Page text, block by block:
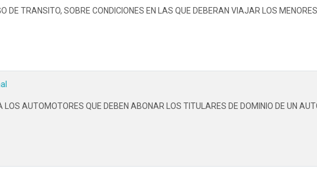
DE TRANSITO, SOBRE CONDICIONES EN LAS QUE DEBERAN VIAJAR LOS
LOS AUTOMOTORES QUE DEBEN ABONAR LOS TITULARES DE DOMINIO DE UN